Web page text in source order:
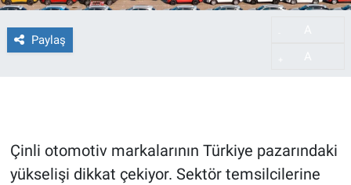
Paylaş
Çinli otomotiv markalarının Türkiye pazarındaki
yükselişi dikkat çekiyor. Sektör temsilcilerine